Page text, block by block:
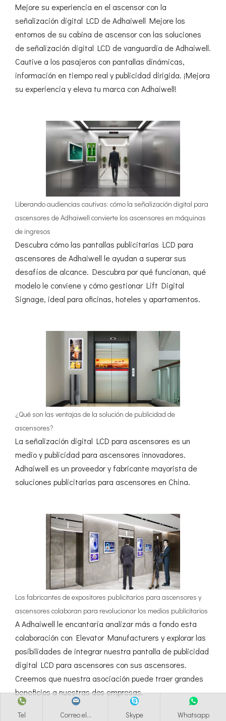
Mejore su experiencia en el ascensor con la
señalización digital LCD de Adhaiwell Mejore los
entornos de su cabina de ascensor con las soluciones
de señalización digital LCD de vanguardia de Adhaiwell.
Cautive a los pasajeros con pantallas dinámicas,
información en tiempo real y publicidad dirigida. ¡Mejora
su experiencia y eleva tu marca con Adhaiwell!
Liberando audiencias cautivas: cómo la señalización digital para
ascensores de Adhaiwell convierte los ascensores en máquinas
de ingresos
Descubra cómo las pantallas publicitarias LCD para
ascensores de Adhaiwell le ayudan a superar sus
desafíos de alcance. Descubra por qué funcionan, qué
modelo le conviene y cómo gestionar Lift Digital
Signage, ideal para oficinas, hoteles y apartamentos.
¿Qué son las ventajas de la solución de publicidad de
ascensores?
La señalización digital LCD para ascensores es un
medio y publicidad para ascensores innovadores.
Adhaiwell es un proveedor y fabricante mayorista de
soluciones publicitarias para ascensores en China.
Los fabricantes de expositores publicitarios para ascensores y
ascensores colaboran para revolucionar los medios publicitarios
A Adhaiwell le encantaría analizar más a fondo esta
colaboración con Elevator Manufacturers y explorar las
posibilidades de integrar nuestra pantalla de publicidad
digital LCD para ascensores con sus ascensores.
Creemos que nuestra asociación puede traer grandes
beneficios a nuestras dos empresas.
Tel Correo el... Skype Whatsapp